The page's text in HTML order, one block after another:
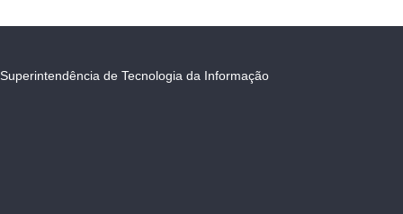
Superintendência de Tecnologia da Informação